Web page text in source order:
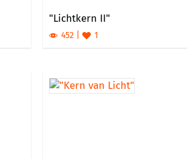
"Lichtkern II"
452 1